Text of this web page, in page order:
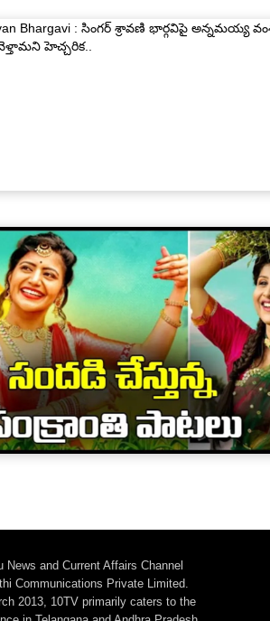
News and Current Affairs Channel
Communications Private Limited.
2013, 10TV primarily caters to the